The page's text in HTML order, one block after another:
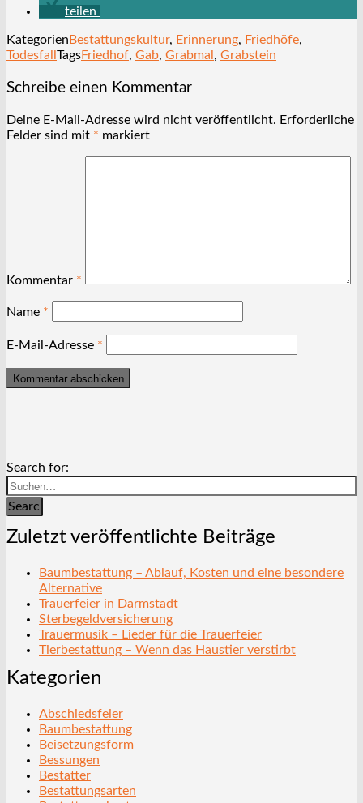
teilen
Kategorien Bestattungskultur, Erinnerung, Friedhöfe,
Todesfall TagsFriedhof, Gab, Grabmal , Grabstein
Schreibe einen Kommentar
Deine E-Mail-Adresse wird nicht veröffentlicht. Erforderliche
Felder sind mit * markiert
Kommentar *
Name *
E-Mail-Adresse *
Search for:
Search
Zuletzt veröffentlichte Beiträge
Baumbestattung – Ablauf, Kosten und eine besondere
Alternative
Trauerfeier in Darmstadt
Sterbegeldversicherung
Trauermusik – Lieder für die Trauerfeier
Tierbestattung – Wenn das Haustier verstirbt
Kategorien
Abschiedsfeier
Baumbestattung
Beisetzungsform
Bessungen
Bestatter
Bestattungsarten